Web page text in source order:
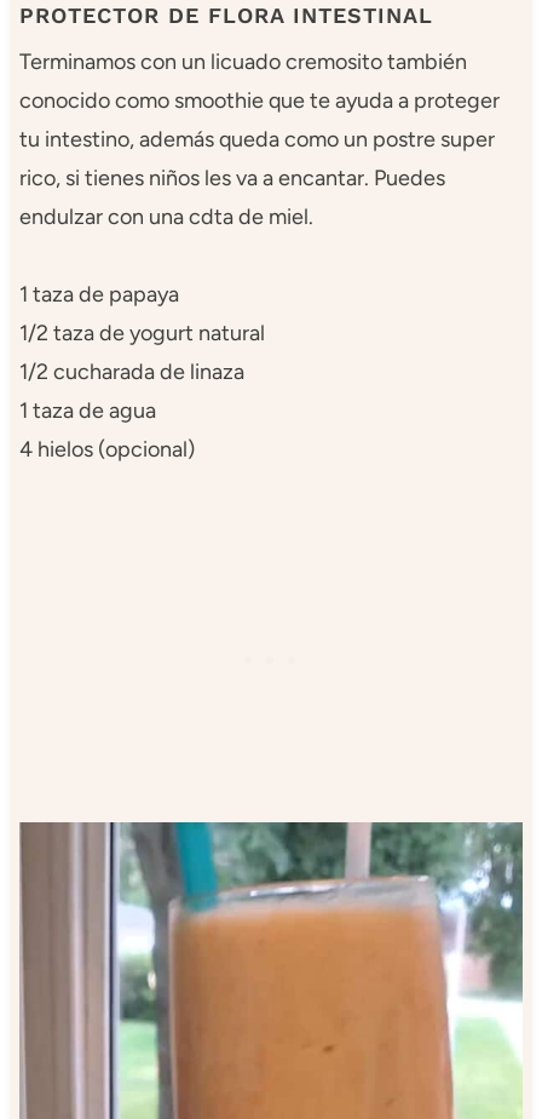
PROTECTOR DE FLORA INTESTINAL
Terminamos con un licuado cremosito también
conocido como smoothie que te ayuda a proteger
tu intestino, además queda como un postre super
rico, si tienes niños les va a encantar. Puedes
endulzar con una cdta de miel.
1 taza de papaya
1/2 taza de yogurt natural
1/2 cucharada de linaza
1 taza de agua
4 hielos (opcional)